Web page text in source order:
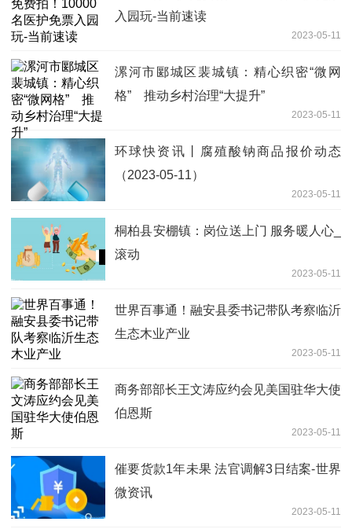
入园玩-当前速读
2023-05-11
漯河市郾城区裴城镇：精心织密“微网
格” 推动乡村治理“大提升”
2023-05-11
环球快资讯丨腐殖酸钠商品报价动态
（2023-05-11）
2023-05-11
桐柏县安棚镇：岗位送上门 服务暖人心_
滚动
2023-05-11
世界百事通！融安县委书记带队考察临沂
生态木业产业
2023-05-11
商务部部长王文涛应约会见美国驻华大使
伯恩斯
2023-05-11
催要货款1年未果 法官调解3日结案-世界
微资讯
2023-05-11